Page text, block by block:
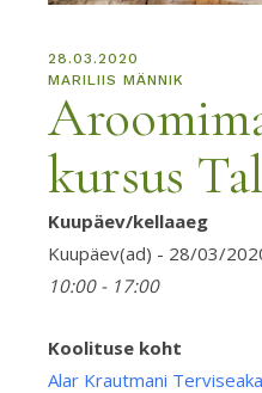
28.03.2020
MARILIIS MÄNNIK
kursus
Kuupäev/kellaaeg
Kuupäev(ad) - 28/03/
10:00 - 17:00
Koolituse koht
Alar Krautmani